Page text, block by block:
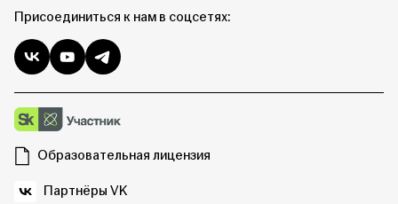
Присоединиться к нам в соцсетях:
Образовательная лицензия
Партнёры VK